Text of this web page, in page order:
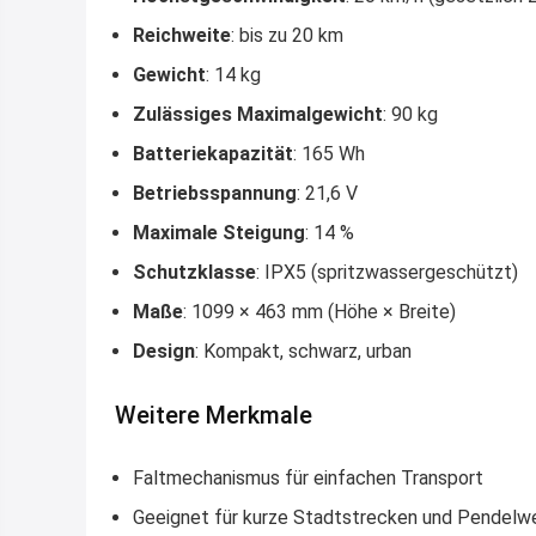
Reichweite: bis zu 20 km
Gewicht: 14 kg
Zulässiges Maximalgewicht: 90 kg
Batteriekapazität: 165 Wh
Betriebsspannung: 21,6 V
Maximale Steigung: 14 %
Schutzklasse: IPX5 (spritzwassergeschützt)
Maße: 1099 × 463 mm (Höhe × Breite)
Design: Kompakt, schwarz, urban
Weitere Merkmale
Faltmechanismus für einfachen Transport
Geeignet für kurze Stadtstrecken und